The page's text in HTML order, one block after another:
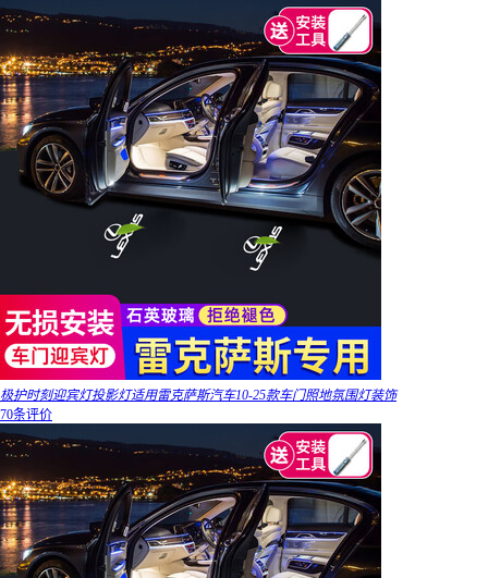
极护时刻迎宾灯投影灯适用雷克萨斯汽车10-25款车门照地氛围灯装饰
70条评价